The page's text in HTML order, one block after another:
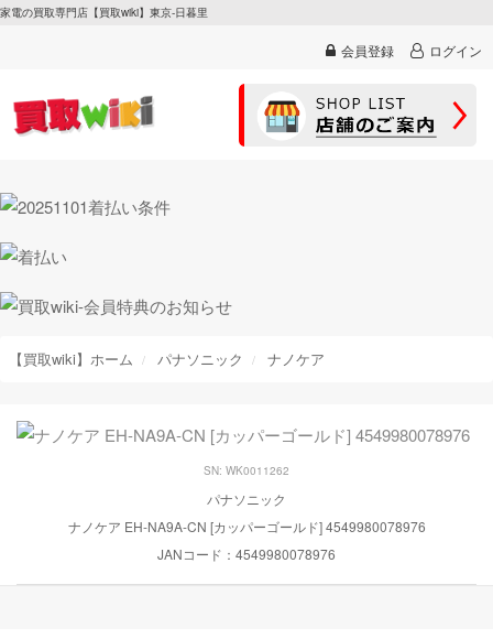
家電の買取専門店【買取wiki】東京-日暮里
会員登録 ログイン
【買取wiki】ホーム パナソニック ナノケア
SN: WK0011262
パナソニック
ナノケア EH-NA9A-CN [カッパーゴールド] 4549980078976
JANコード：4549980078976